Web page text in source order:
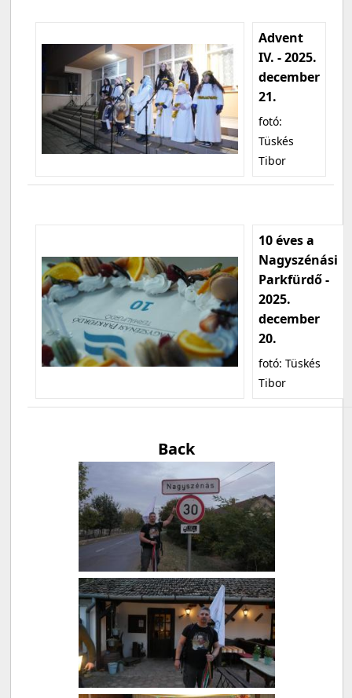
Advent
IV. - 2025.
december
21.
fotó:
Tüskés
Tibor
10 éves a
Nagyszénási
Parkfürdő -
2025.
december
20.
fotó: Tüskés
Tibor
Back